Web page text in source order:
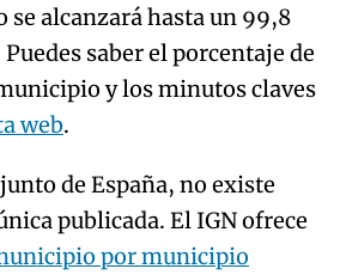
se alcanzará hasta un 99,8
saber el porcentaje de
y los minutos claves
web.
de España, no existe
publicada. El IGN ofrece
por municipio